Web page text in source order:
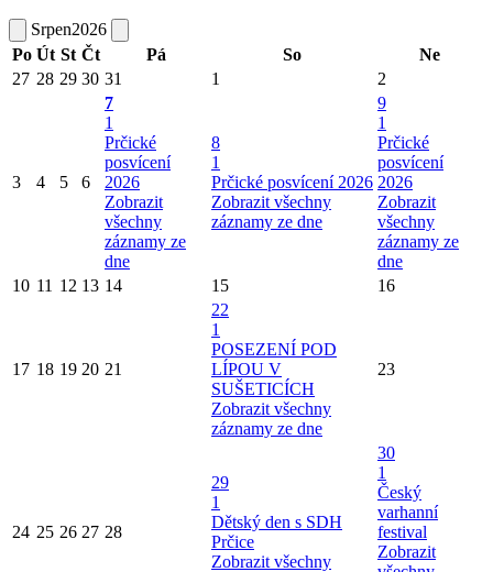
Srpen2026
Po Út St Čt Pá So
Ne
27 28 29 30 31 1 2
3 4 5 6
7
1
Prčické
posvícení
2026
Zobrazit
všechny
záznamy ze
dne
8
1
Prčické posvícení 2026
Zobrazit všechny
záznamy ze dne
9
1
Prčické
posvícení
2026
Zobrazit
všechny
záznamy ze
dne
10 11 12 13 14 15 16
17 18 19 20 21
22
1
POSEZENÍ POD
LÍPOU V
SUŠETICÍCH
Zobrazit všechny
záznamy ze dne
23
24 25 26 27 28
29
1
Dětský den s SDH
Prčice
Zobrazit všechny
30
1
Český
varhanní
festival
Zobrazit